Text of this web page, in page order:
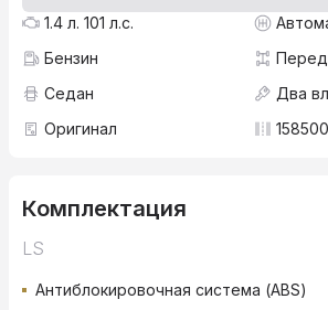
1.4 л. 101 л.с.
Бензин
Седан
Два
Оригинал
Комплектация
LS
Антиблокировочная система (ABS)